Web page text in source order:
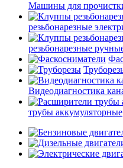
Машины для
резьбонарезные
резьбонарезные
Видеодиагностика
трубы аккумуляторные